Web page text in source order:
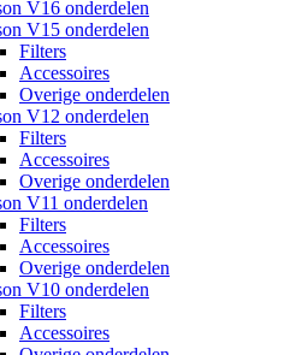
V16 onderdelen
V15 onderdelen
Filters
Accessoires
Overige onderdelen
V12 onderdelen
Filters
Accessoires
Overige onderdelen
V11 onderdelen
Filters
Accessoires
Overige onderdelen
V10 onderdelen
Filters
Accessoires